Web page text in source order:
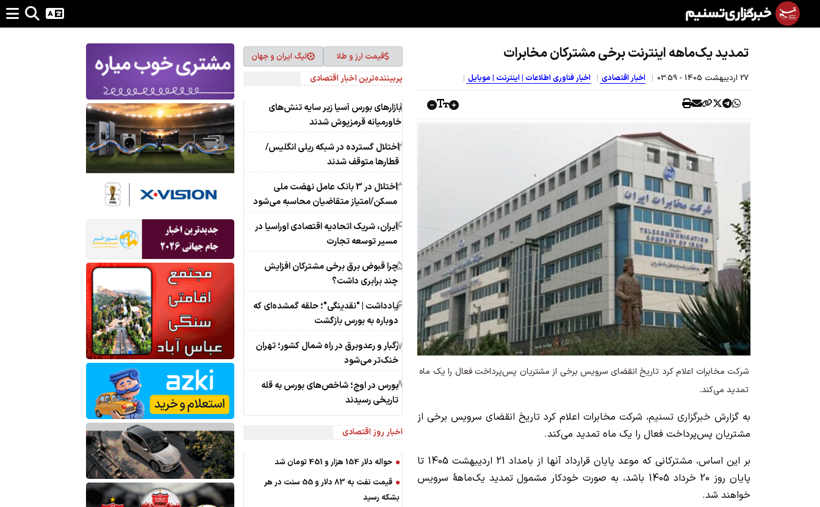
تمدید یک‌ماهه اینترنت برخی مشترکان مخابرات
27 ارديبهشت 1405 - 03:59 اخبار اقتصادی اخبار فناوری اطلاعات | اینترنت | موبایل
شرکت مخابرات اعلام کرد تاریخ انقضای سرویس برخی از مشتریان پس‌پرداخت فعال را یک ماه
تمدید می‌کند.
به گزارش خبرگزاری تسنیم، شرکت مخابرات اعلام کرد تاریخ انقضای سرویس برخی از
مشتریان پس‌پرداخت فعال را یک ماه تمدید می‌کند.
بر این اساس، مشترکانی که موعد پایان قرارداد آنها از بامداد 21 اردیبهشت 1405 تا
پایان روز 20 خرداد 1405 باشد، به صورت خودکار مشمول تمدید یک‌ماهۀ سرویس
خواهند شد.
قیمت ارز و طلا لیگ ایران و جهان
پربیننده‌ترین اخبار اقتصادی
1بازارهای بورس آسیا زیر سایه تنش‌های
خاورمیانه قرمزپوش شدند
2اختلال گسترده در شبکه ریلی انگلیس/
قطارها متوقف شدند
3
اختلال در 3 بانک عامل نهضت ملی
مسکن/امتیاز متقاضیان محاسبه می‌شود
4ایران، شریک اتحادیه اقتصادی اوراسیا در
مسیر توسعه تجارت
5چرا قبوض برق برخی مشترکان افزایش
چند برابری داشت؟
6یادداشت | "نقدینگی"؛ حلقه گمشده‌ای که
دوباره به بورس بازگشت
7رگبار و رعدوبرق در راه شمال کشور؛ تهران
خنک‌تر می‌شود
8بورس در اوج؛ شاخص‌های بورس به قله
تاریخی رسیدند
اخبار روز اقتصادی
حواله دلار 154 هزار و 451 تومان شد
قیمت نفت به 83 دلار و 55 سنت در هر
بشکه رسید